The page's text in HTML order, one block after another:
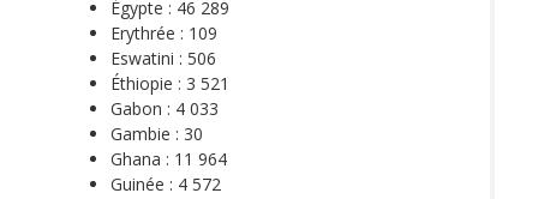
Égypte : 46 289
Erythrée : 109
Eswatini : 506
Éthiopie : 3 521
Gabon : 4 033
Gambie : 30
Ghana : 11 964
Guinée : 4 572